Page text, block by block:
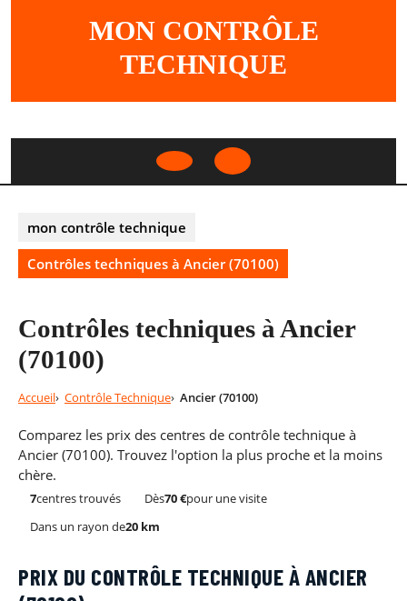
MON CONTRÔLE
TECHNIQUE
Open
mon contrôle technique
Contrôles techniques à Ancier (70100)
Contrôles techniques à Ancier
(70100)
Accueil Contrôle Technique Ancier (70100)
Comparez les prix des centres de contrôle technique à
Ancier (70100). Trouvez l'option la plus proche et la moins
chère.
7centres trouvés Dès70 €pour une visite
Dans un rayon de20 km
PRIX DU CONTRÔLE TECHNIQUE À ANCIER